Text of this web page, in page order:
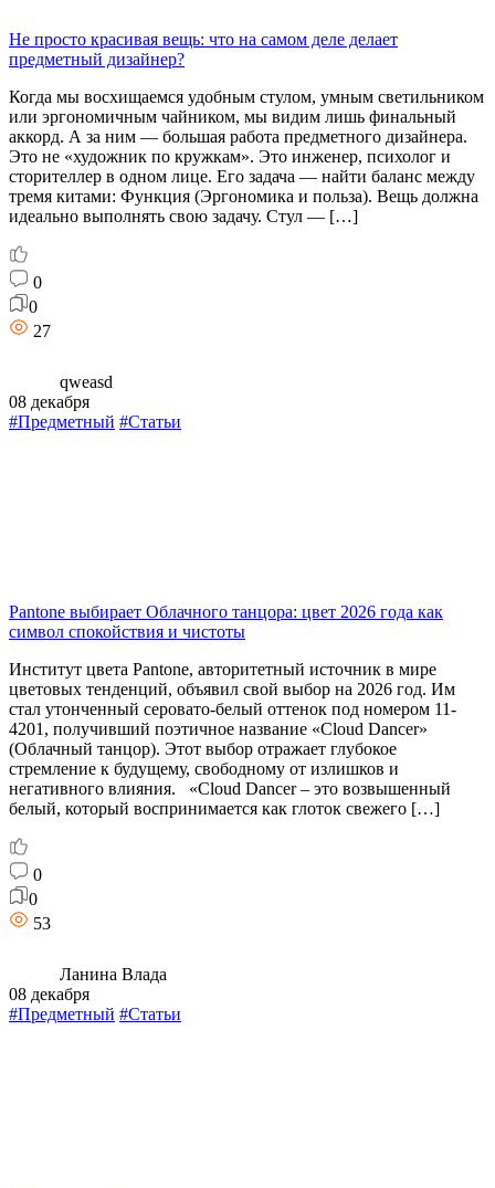
Не просто красивая вещь: что на самом деле делает
предметный дизайнер?
Когда мы восхищаемся удобным стулом, умным светильником
или эргономичным чайником, мы видим лишь финальный
аккорд. А за ним — большая работа предметного дизайнера.
Это не «художник по кружкам». Это инженер, психолог и
сторителлер в одном лице. Его задача — найти баланс между
тремя китами: Функция (Эргономика и польза). Вещь должна
идеально выполнять свою задачу. Стул — […]
0
0
27
qweasd
08 декабря
#Предметный #Статьи
Pantone выбирает Облачного танцора: цвет 2026 года как
символ спокойствия и чистоты
Институт цвета Pantone, авторитетный источник в мире
цветовых тенденций, объявил свой выбор на 2026 год. Им
стал утонченный серовато-белый оттенок под номером 11-
4201, получивший поэтичное название «Cloud Dancer»
(Облачный танцор). Этот выбор отражает глубокое
стремление к будущему, свободному от излишков и
негативного влияния. «Cloud Dancer – это возвышенный
белый, который воспринимается как глоток свежего […]
0
0
53
Ланина Влада
08 декабря
#Предметный #Статьи